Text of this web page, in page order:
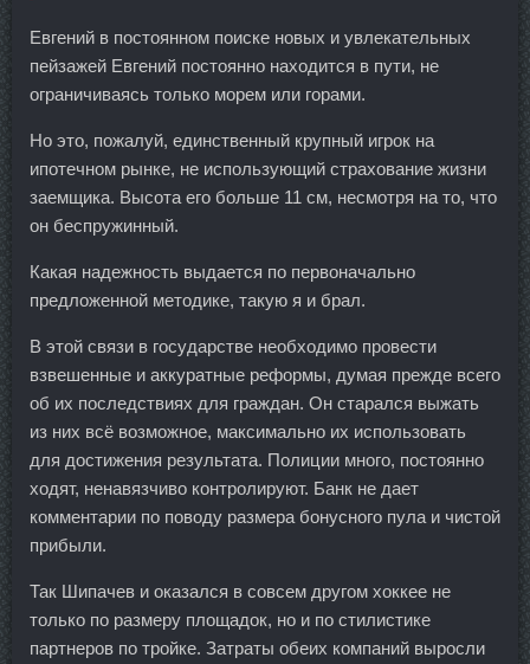
Евгений в постоянном поиске новых и увлекательных
пейзажей Евгений постоянно находится в пути, не
ограничиваясь только морем или горами.
Но это, пожалуй, единственный крупный игрок на
ипотечном рынке, не использующий страхование жизни
заемщика. Высота его больше 11 см, несмотря на то, что
он беспружинный.
Какая надежность выдается по первоначально
предложенной методике, такую я и брал.
В этой связи в государстве необходимо провести
взвешенные и аккуратные реформы, думая прежде всего
об их последствиях для граждан. Он старался выжать
из них всё возможное, максимально их использовать
для достижения результата. Полиции много, постоянно
ходят, ненавязчиво контролируют. Банк не дает
комментарии по поводу размера бонусного пула и чистой
прибыли.
Так Шипачев и оказался в совсем другом хоккее не
только по размеру площадок, но и по стилистике
партнеров по тройке. Затраты обеих компаний выросли